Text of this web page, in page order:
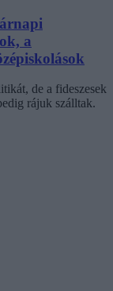
a
de a fideszesek
rájuk szálltak.